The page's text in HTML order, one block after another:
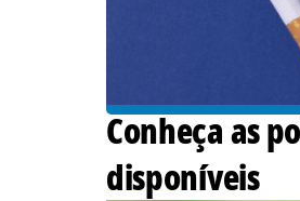
Conheça as
disponíveis